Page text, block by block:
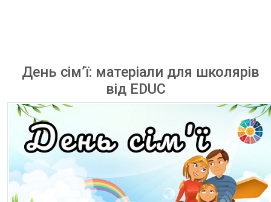
День сім’ї: матеріали для школярів
від EDUC